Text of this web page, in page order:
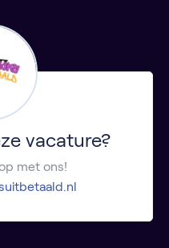
vacature?
met ons!